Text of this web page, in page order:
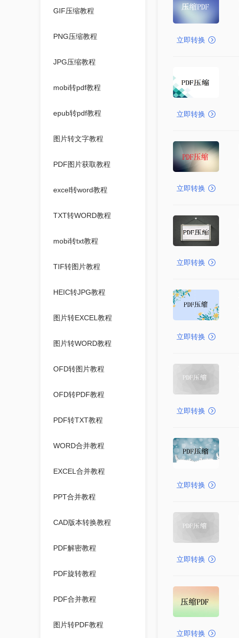
GIF压缩教程
PNG压缩教程
JPG压缩教程
mobi转pdf教程
epub转pdf教程
图片转文字教程
PDF图片获取教程
excel转word教程
TXT转WORD教程
mobi转txt教程
TIF转图片教程
HEIC转JPG教程
图片转EXCEL教程
图片转WORD教程
OFD转图片教程
OFD转PDF教程
PDF转TXT教程
WORD合并教程
EXCEL合并教程
PPT合并教程
CAD版本转换教程
PDF解密教程
PDF旋转教程
PDF合并教程
图片转PDF教程
立即转换
立即转换
立即转换
立即转换
立即转换
立即转换
立即转换
立即转换
立即转换